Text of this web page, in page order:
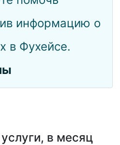
информацию о
в Фухейсе.
в месяц